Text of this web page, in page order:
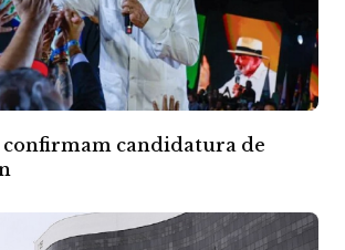
confirmam candidatura de